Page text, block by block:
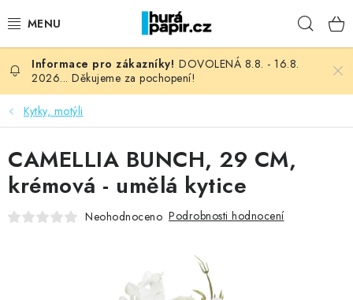
na
NOVINKY
HURÁ DÍLNA
VŠECHNO ZBOŽÍ
KNIHAŘSKÝ MATERIÁL
DOVOLENÁ 8.8. - 16.8.
2026... Děkujeme za pochopení!
Kytky, motýli
CAMELLIA BUNCH, 29 CM,
krémová - umělá kytice
Neohodnoceno Podrobnosti hodnocení